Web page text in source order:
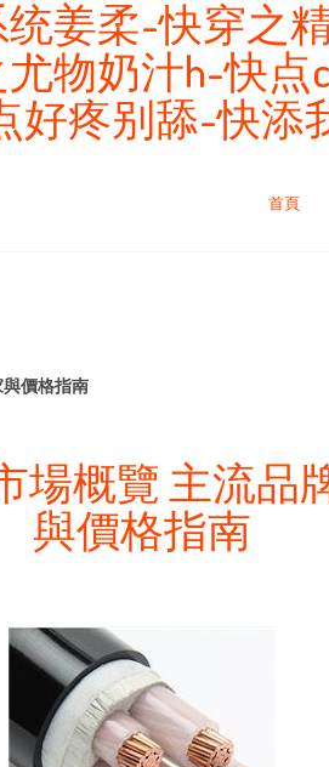
姜柔-快穿之
物奶汁h-快
疼别舔-快添
首頁
價格指南
場概覽 主流品
與價格指南